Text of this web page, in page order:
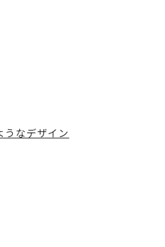
なデザイン